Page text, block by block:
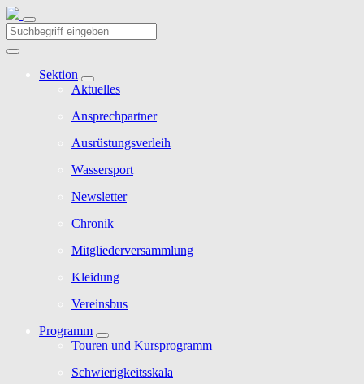
Sektion
Aktuelles
Ansprechpartner
Ausrüstungsverleih
Wassersport
Newsletter
Chronik
Mitgliederversammlung
Kleidung
Vereinsbus
Programm
Touren und Kursprogramm
Schwierigkeitsskala